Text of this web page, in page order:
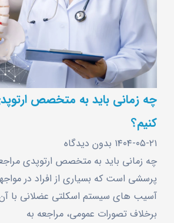
چه زمانی باید به متخصص
کنیم؟
۱۴۰۴-۰۵-۲۱ بدون دیدگاه
چه زمانی باید به متخصص ارتوپدی
پرسشی است که بسیاری از افراد در
آسیب ‌های سیستم اسکلتی ‌عضلانی با
برخلاف تصورات عمومی، مراجعه به